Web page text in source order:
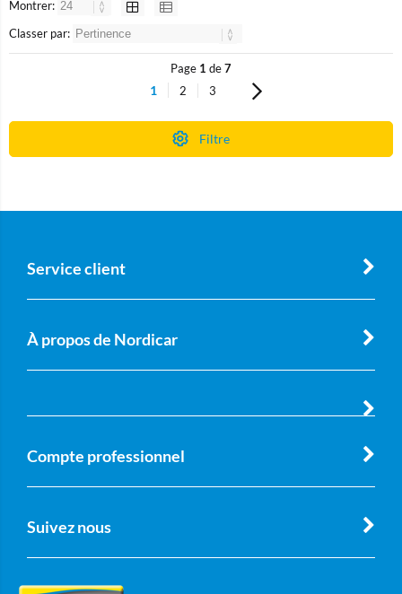
Montrer:
Classer par:
Page 1 de7
1 2 3
Filtre
Service client
À propos de Nordicar
Compte professionnel
Suivez nous